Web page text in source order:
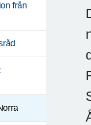
från